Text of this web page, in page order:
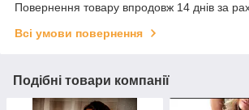
Повернення товару впродовж 14 днів за
Всі умови повернення
Подібні товари компанії